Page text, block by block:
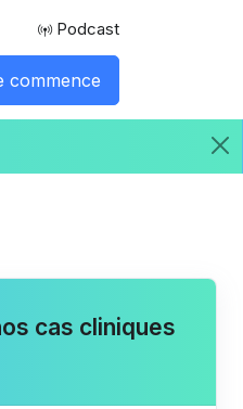
Podcast
commence
cas cliniques